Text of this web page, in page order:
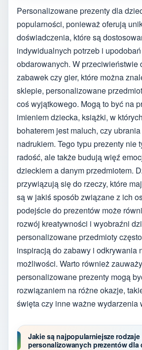
Personalizowane prezenty dla
popularności, ponieważ oferują
doświadczenia, które są
indywidualnych potrzeb i upodobań
obdarowanych. W przeciwieństwie
zabawek czy gier, które można
sklepie, personalizowane
coś wyjątkowego. Mogą to być na
imieniem dziecka, książki, w
bohaterem jest maluch, czy
nadrukiem. Tego typu prezenty nie
radość, ale także budują więź
dzieckiem a danym przedmiotem.
przywiązują się do rzeczy, które
są w jakiś sposób związane z ich
podejście do prezentów może
rozwój kreatywności i wyobraźni
personalizowane przedmioty
inspiracją do zabawy i odkrywania
możliwości. Warto również
personalizowane prezenty mogą
rozwiązaniem na różne okazje,
święta czy inne ważne wydarzenia
Jakie są najpopularniejsze rodzaje
personalizowanych prezentów dla